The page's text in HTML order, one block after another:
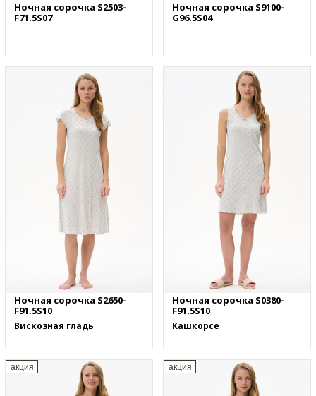
Ночная сорочка S2503-
F71.5S07
Ночная сорочка S9100-
G96.5S04
Ночная сорочка S2650-
F91.5S10
Вискозная гладь
Ночная сорочка S0380-
F91.5S10
Кашкорсе
акция акция